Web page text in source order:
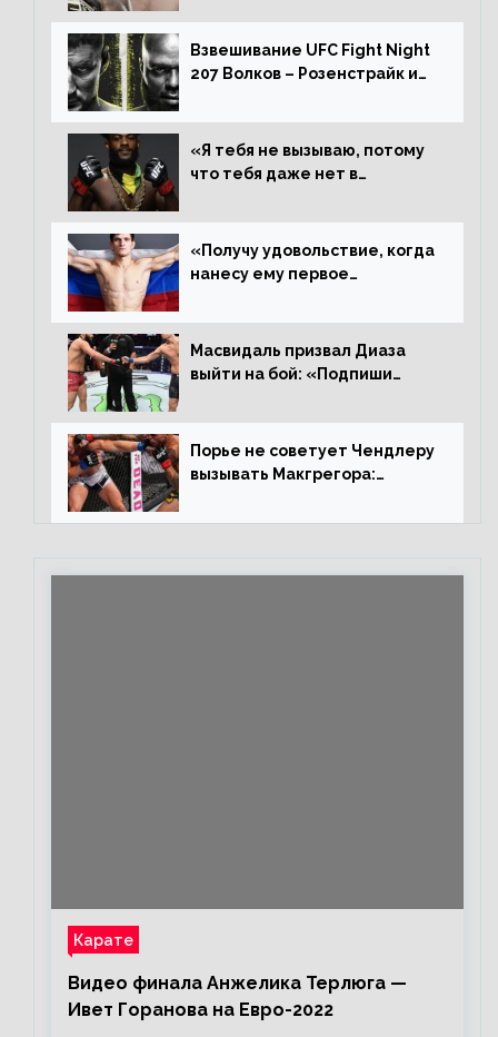
Алджамейн определенно
выиграл»
Взвешивание UFC Fight Night
207 Волков – Розенстрайк и
«Я тебя не вызываю, потому
что тебя даже нет в
пауза», сообщает Стерлинг
ответил Сехудо
«Получу удовольствие, когда
нанесу ему первое
Иге – про бой с Евлоевым
Масвидаль призвал Диаза
выйти на бой: «Подпиши
повторим»
Порье не советует Чендлеру
вызывать Макгрегора:
каждом бою, а Конор умеет
Карате
Видео финала Анжелика Терлюга —
Ивет Горанова на Евро-2022